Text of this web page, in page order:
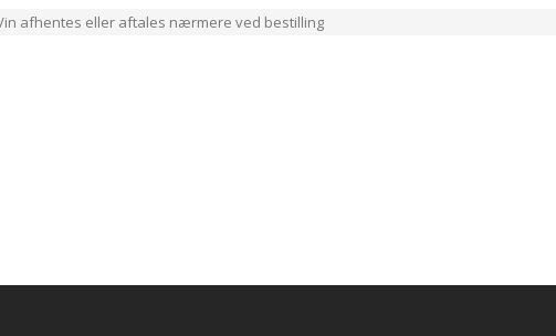
afhentes eller aftales nærmere ved bestilling